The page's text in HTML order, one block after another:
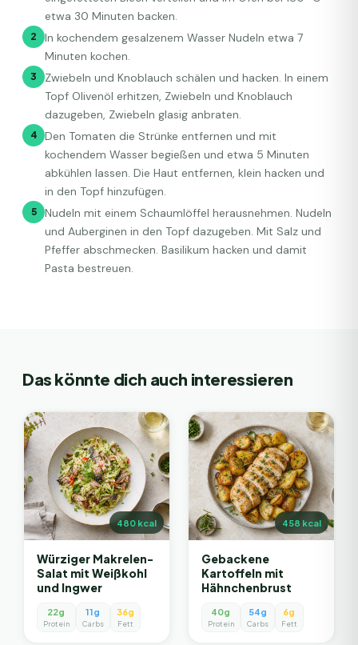
etwa 30 Minuten backen.
2
In kochendem gesalzenem Wasser Nudeln etwa 7
Minuten kochen.
3
Zwiebeln und Knoblauch schälen und hacken. In einem
Topf Olivenöl erhitzen, Zwiebeln und Knoblauch
dazugeben, Zwiebeln glasig anbraten.
4
Den Tomaten die Strünke entfernen und mit
kochendem Wasser begießen und etwa 5 Minuten
abkühlen lassen. Die Haut entfernen, klein hacken und
in den Topf hinzufügen.
5
Nudeln mit einem Schaumlöffel herausnehmen. Nudeln
und Auberginen in den Topf dazugeben. Mit Salz und
Pfeffer abschmecken. Basilikum hacken und damit
Pasta bestreuen.
Das könnte dich auch interessieren
480kcal
Würziger Makrelen-
Salat mit Weißkohl
und Ingwer
22g
Protein
11g
Carbs
36g
Fett
458 kcal
Gebackene
Kartoffeln mit
Hähnchenbrust
40g
Protein
54g
Carbs
6g
Fett